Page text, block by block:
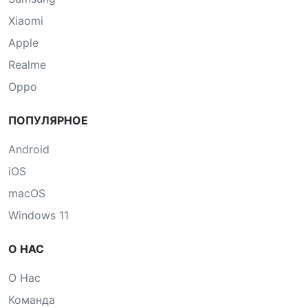
Xiaomi
Apple
Realme
Oppo
ПОПУЛЯРНОЕ
Android
iOS
macOS
Windows 11
О НАС
О Нас
Команда